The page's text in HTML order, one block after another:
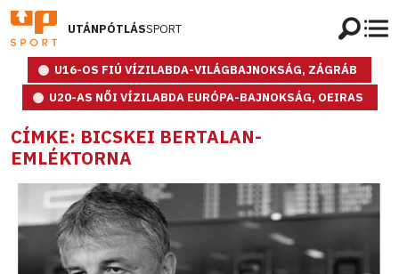
UTÁNPÓTLÁSSPORT
U16-OS FIÚ VÍZILABDA-VILÁGBAJNOKSÁG, ZÁGRÁB
U20-AS NŐI VÍZILABDA EURÓPA-BAJNOKSÁG, OEIRAS
CÍMKE: BICSKEI BERTALAN-
EMLÉKTORNA